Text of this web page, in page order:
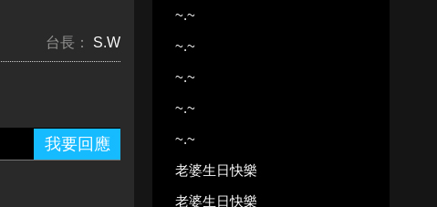
台長：
S.W
我要回應
~.~
~.~
~.~
~.~
~.~
老婆生日快樂
老婆生日快樂